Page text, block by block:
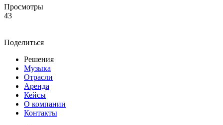
Просмотры
43
Поделиться
Решения
Музыка
Отрасли
Аренда
Кейсы
О компании
Контакты